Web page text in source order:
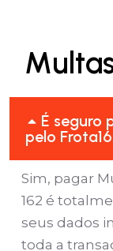
É seguro
pelo
Sim, pagar
162 é
seus dados
toda a